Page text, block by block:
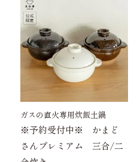
ガスの直火専用炊飯土鍋
※予約受付中※ かまど
さんプレミアム 三合/二